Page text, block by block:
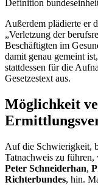
Definition
Außerdem plädierte er
„Verletzung der
Beschäftigten im
damit genau gemeint
stattdessen für die
Gesetzestext aus.
Möglichkeit
Auf die Schwierigkeit,
Tatnachweis zu führen,
Peter Schneiderhan,
Richterbundes, hin.